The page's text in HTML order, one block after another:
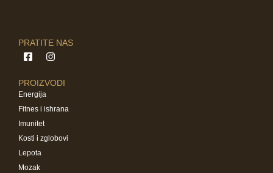
PRATITE NAS
PROIZVODI
Energija
Fitnes i ishrana
Imunitet
Kosti i zglobovi
Lepota
Mozak